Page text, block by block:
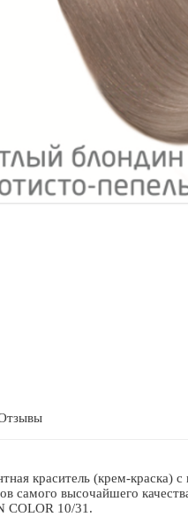
краситель (крем-краска)
самого высочайшего
COLOR 10/31.